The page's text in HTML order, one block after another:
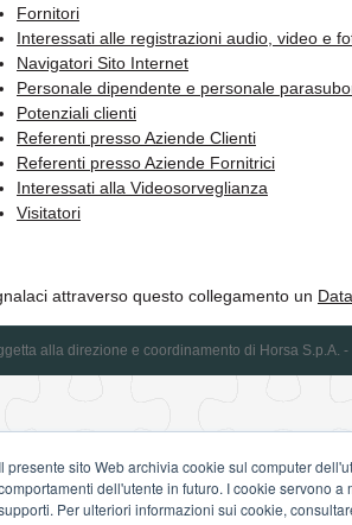
Il presente sito Web archivia cookie sul computer
dell'utente in futuro. I cookie servono
Per ulteriori informazioni sui cookie,
Fornitori
Interessati alle registrazioni audio, video e
Navigatori Sito Internet
Personale dipendente e personale
Potenziali clienti
Referenti presso Aziende Clienti
Referenti presso Aziende Fornitrici
Interessati alla Videosorveglianza
Visitatori
attraverso questo collegamento un
alla direzione e coordinamento di Horsa S.p.A. -